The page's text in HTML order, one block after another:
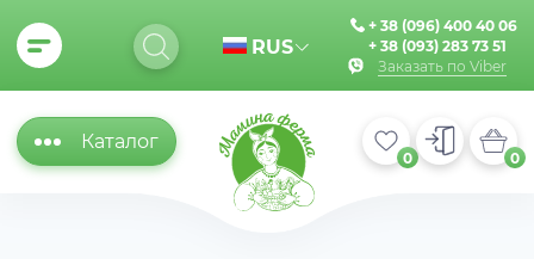
RUS
+ 38 (096) 400 40 06
+ 38 (093) 283 73 51
Заказать по Viber
Каталог
0 0